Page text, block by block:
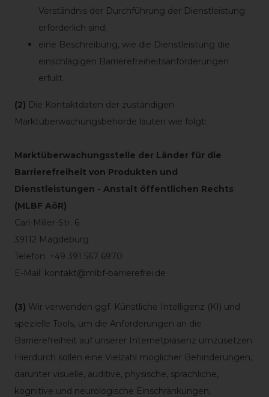
Verständnis der Durchführung der Dienstleistung
erforderlich sind;
eine Beschreibung, wie die Dienstleistung die
einschlägigen Barrierefreiheitsanforderungen
erfüllt.
(2) Die Kontaktdaten der zuständigen
Marktüberwachungsbehörde lauten wie folgt:
Marktüberwachungsstelle der Länder für die
Barrierefreiheit von Produkten und
Dienstleistungen - Anstalt öffentlichen Rechts
(MLBF AöR)
Carl-Miller-Str. 6
39112 Magdeburg
Telefon: +49 391 567 6970
E-Mail: kontakt@mlbf-barrierefrei.de
(3) Wir verwenden ggf. Künstliche Intelligenz (KI) und
spezielle Tools, um die Anforderungen an die
Barrierefreiheit auf unserer Internetpräsenz umzusetzen.
Hierdurch sollen eine Vielzahl möglicher Behinderungen,
darunter visuelle, auditive, physische, sprachliche,
kognitive und neurologische Einschränkungen,